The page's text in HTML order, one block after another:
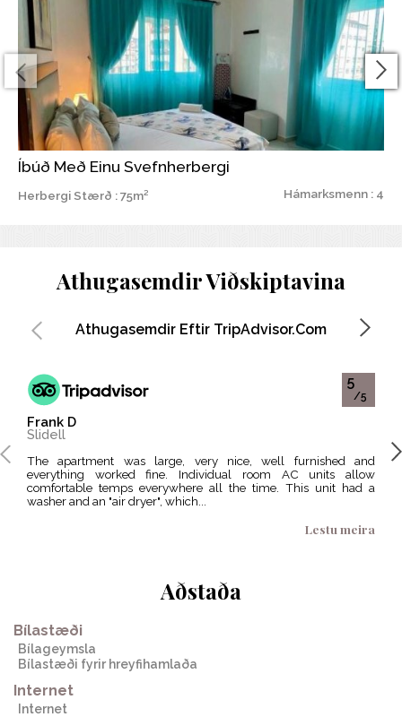
Íbúð Með Einu Svefnherbergi
Herbergi Stærð : 75m² Hámarksmenn : 4
Athugasemdir Viðskiptavina
Athugasemdir Eftir TripAdvisor.com
Frank D
Slidell
5
/5
The apartment was large, very nice, well furnished and
everything worked fine. Individual room AC units allow
comfortable temps everywhere all the time. This unit had a
washer and an "air dryer", which...
Lestu meira
Aðstaða
Bílastæði
Bílageymsla
Bílastæði fyrir hreyfihamlaða
Internet
Internet